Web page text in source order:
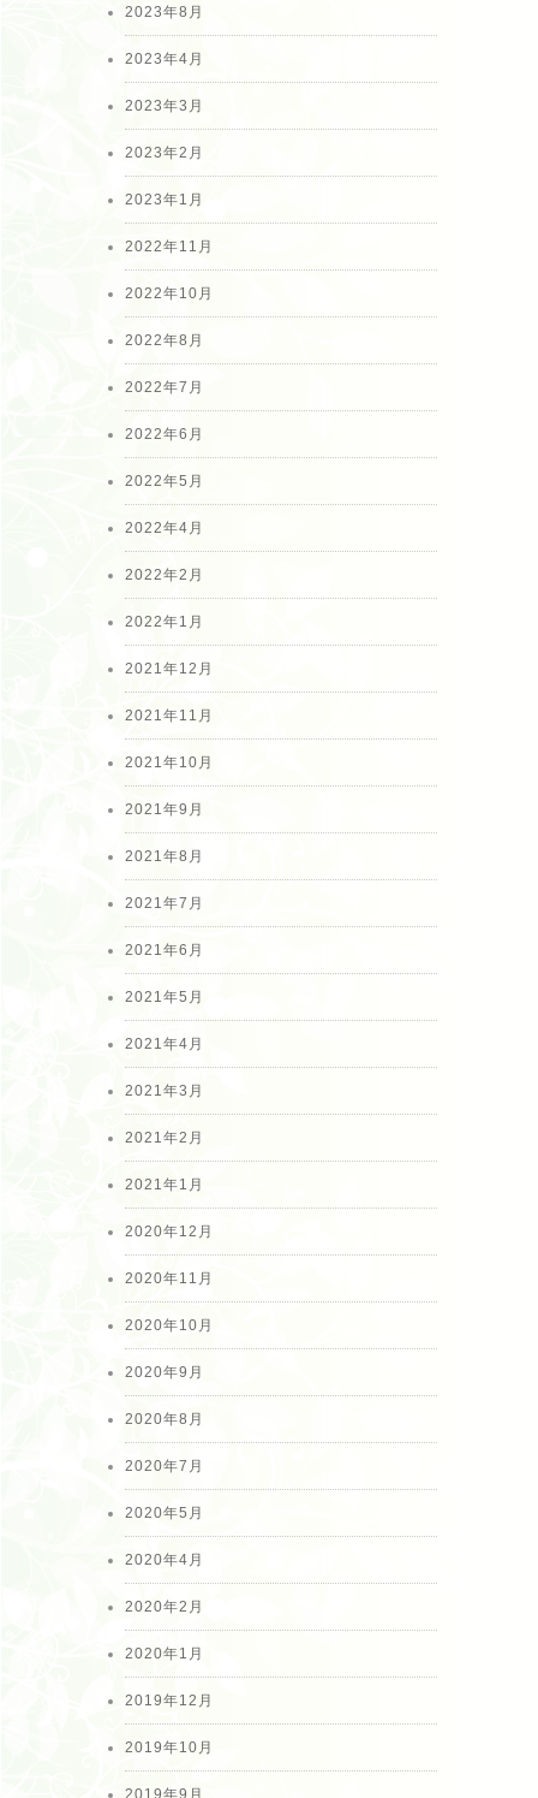
2023年8月
2023年4月
2023年3月
2023年2月
2023年1月
2022年11月
2022年10月
2022年8月
2022年7月
2022年6月
2022年5月
2022年4月
2022年2月
2022年1月
2021年12月
2021年11月
2021年10月
2021年9月
2021年8月
2021年7月
2021年6月
2021年5月
2021年4月
2021年3月
2021年2月
2021年1月
2020年12月
2020年11月
2020年10月
2020年9月
2020年8月
2020年7月
2020年5月
2020年4月
2020年2月
2020年1月
2019年12月
2019年10月
2019年9月